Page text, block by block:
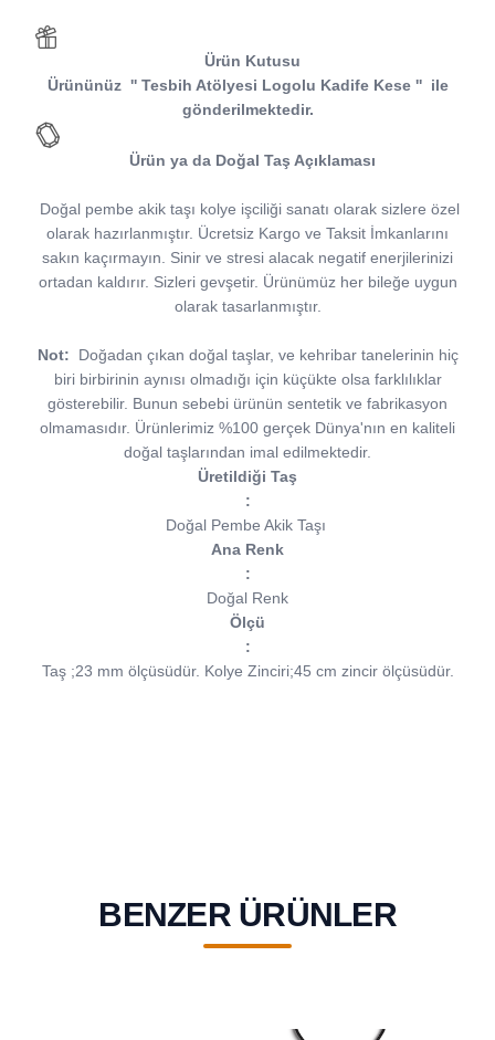
Ürün Kutusu
Ürününüz '' Tesbih Atölyesi Logolu Kadife Kese '' ile
gönderilmektedir.
Ürün ya da Doğal Taş Açıklaması
Doğal pembe akik taşı kolye işciliği sanatı olarak sizlere özel
olarak hazırlanmıştır. Ücretsiz Kargo ve Taksit İmkanlarını
sakın kaçırmayın. Sinir ve stresi alacak negatif enerjilerinizi
ortadan kaldırır. Sizleri gevşetir. Ürünümüz her bileğe uygun
olarak tasarlanmıştır.
Not:
Doğadan çıkan doğal taşlar, ve kehribar tanelerinin hiç
biri birbirinin aynısı olmadığı için küçükte olsa farklılıklar
gösterebilir. Bunun sebebi ürünün sentetik ve fabrikasyon
olmamasıdır. Ürünlerimiz %100 gerçek Dünya'nın en kaliteli
doğal taşlarından imal edilmektedir.
Üretildiği Taş
:
Doğal Pembe Akik Taşı
Ana Renk
:
Doğal Renk
Ölçü
:
Taş ;23 mm ölçüsüdür. Kolye Zinciri;45 cm zincir ölçüsüdür.
BENZER ÜRÜNLER